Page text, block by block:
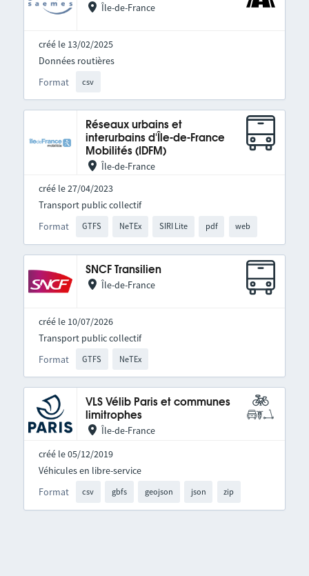
Île-de-France
créé le 13/02/2025
Format csv
Données routières
Réseaux urbains et
interurbains d'Île-de-France
Mobilités (IDFM)
Île-de-France
créé le 27/04/2023
Format GTFS NeTEx SIRI Lite pdf web
Transport public collectif
SNCF Transilien
Île-de-France
créé le 10/07/2026
Format GTFS NeTEx
Transport public collectif
VLS Vélib Paris et communes
limitrophes
Île-de-France
créé le 05/12/2019
Format csv gbfs geojson json zip
Véhicules en libre-service